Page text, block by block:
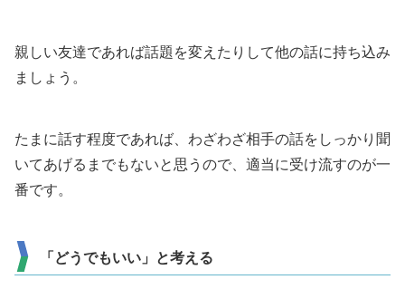
親しい友達であれば話題を変えたりして他の話に持ち込み
ましょう。
たまに話す程度であれば、わざわざ相手の話をしっかり聞
いてあげるまでもないと思うので、適当に受け流すのが一
番です。
「どうでもいい」と考える